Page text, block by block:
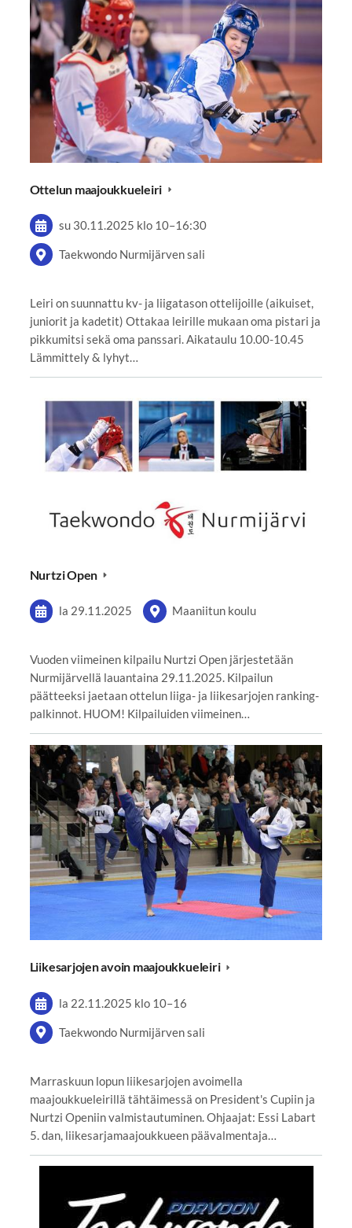
Ottelun maajoukkueleiri
su 30.11.2025 klo 10–16:30
Taekwondo Nurmijärven sali
Leiri on suunnattu kv- ja liigatason ottelijoille (aikuiset,
juniorit ja kadetit) Ottakaa leirille mukaan oma pistari ja
pikkumitsi sekä oma panssari. Aikataulu 10.00-10.45
Lämmittely & lyhyt…
Nurtzi Open
la 29.11.2025 Maaniitun koulu
Vuoden viimeinen kilpailu Nurtzi Open järjestetään
Nurmijärvellä lauantaina 29.11.2025. Kilpailun
päätteeksi jaetaan ottelun liiga- ja liikesarjojen ranking-
palkinnot. HUOM! Kilpailuiden viimeinen…
Liikesarjojen avoin maajoukkueleiri
la 22.11.2025 klo 10–16
Taekwondo Nurmijärven sali
Marraskuun lopun liikesarjojen avoimella
maajoukkueleirillä tähtäimessä on President's Cupiin ja
Nurtzi Openiin valmistautuminen. Ohjaajat: Essi Labart
5. dan, liikesarjamaajoukkueen päävalmentaja…